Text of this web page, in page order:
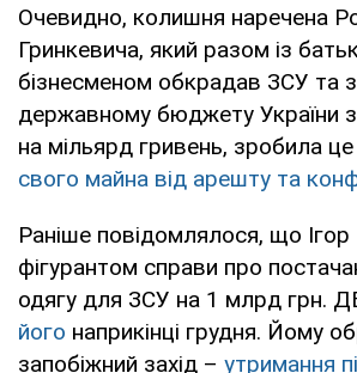
Очевидно, колишня наречена
Гринкевича, який разом із
бізнесменом обкрадав ЗСУ та
державному бюджету України
на мільярд гривень, зробила це
свого майна від арешту та
Раніше повідомлялося, що Ігор
фігурантом справи про
одягу для ЗСУ на 1 млрд грн.
його наприкінці грудня. Йому
запобіжний захід – утримання